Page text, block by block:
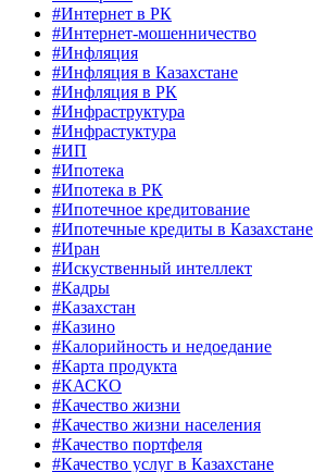
#Интернет в РК
#Интернет-мошенничество
#Инфляция
#Инфляция в Казахстане
#Инфляция в РК
#Инфраструктура
#Инфрастуктура
#ИП
#Ипотека
#Ипотека в РК
#Ипотечное кредитование
#Ипотечные кредиты в Казахстане
#Иран
#Искуственный интеллект
#Кадры
#Казахстан
#Казино
#Калорийность и недоедание
#Карта продукта
#КАСКО
#Качество жизни
#Качество жизни населения
#Качество портфеля
#Качество услуг в Казахстане